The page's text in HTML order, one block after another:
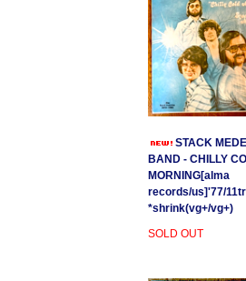
STACK
BAND - CHILLY
MORNING[alma
records/us]'77/
*shrink(vg+/vg+)
SOLD OUT